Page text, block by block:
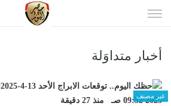
الى
أخبار متداوَلة
غير مصنف